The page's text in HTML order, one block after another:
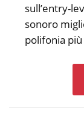
sull’entry-
sonoro
polifonia